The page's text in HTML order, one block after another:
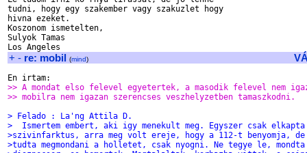
tudni, hogy egy szakember vagy szakuzlet hogy
hivna ezeket.
Koszonom ismetelten,
Sulyok Tamas
+ - re: mobil (mind)
>> A mondat elso felevel egyetertek, a masodik felevel nem
>> mobilra nem igazan szerencses veszhelyzetben tamaszkodni.
> Felado : La'ng Attila D.
>  Ismertem embert, aki igy menekult meg. Egyszer csak
>szivinfarktus, arra meg volt ereje, hogy a 112-t benyomja, de
>tudta megmondani a holletet, csak nyogni. Ne tegye le,